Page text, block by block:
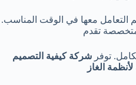
التعامل معها في الوقت المناسب.
متخصصة تقدم
توفر شركة كيفية التصميم
لأنظمة الغاز